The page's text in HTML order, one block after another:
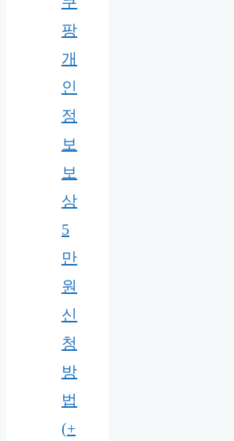
팡
개
인
정
보
보
상
5
만
원
신
청
방
법
(+